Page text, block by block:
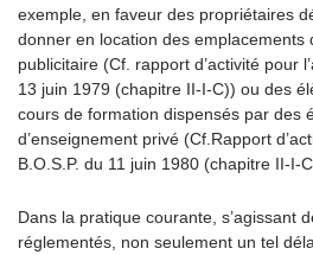
exemple, en faveur des propriétaires
donner en location des emplacements
publicitaire (Cf. rapport d’activité pour
13 juin 1979 (chapitre II-I-C)) ou des
cours de formation dispensés par des
d’enseignement privé (Cf.Rapport
B.O.S.P. du 11 juin 1980 (chapitre II-I-C
Dans la pratique courante, s’agissant
réglementés, non seulement un tel